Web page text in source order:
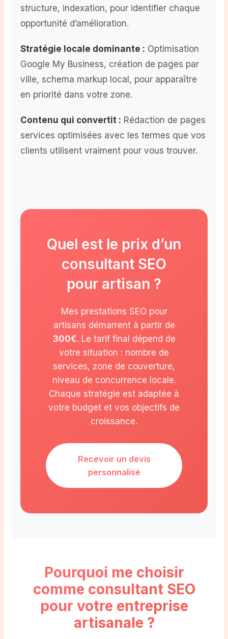
structure, indexation, pour identifier chaque
opportunité d’amélioration.
Stratégie locale dominante : Optimisation
Google My Business, création de pages par
ville, schema markup local, pour apparaître
en priorité dans votre zone.
Contenu qui convertit : Rédaction de pages
services optimisées avec les termes que vos
clients utilisent vraiment pour vous trouver.
Quel est le prix d’un
consultant SEO
pour artisan ?
Mes prestations SEO pour
artisans démarrent à partir de
300€. Le tarif final dépend de
votre situation : nombre de
services, zone de couverture,
niveau de concurrence locale.
Chaque stratégie est adaptée à
votre budget et vos objectifs de
croissance.
Recevoir un devis
personnalisé
Pourquoi me choisir
comme consultantSEO
pour votre entreprise
artisanale ?